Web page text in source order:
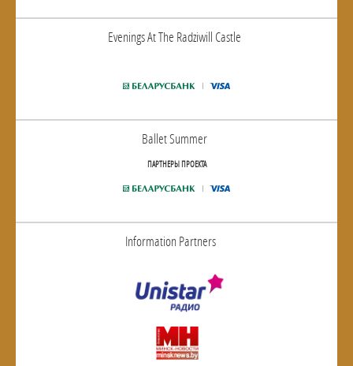
Evenings At The Radziwill Castle
Ballet Summer
ПАРТНЕРЫ ПРОЕКТА
Information Partners